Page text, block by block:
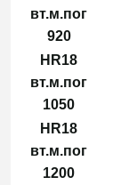
вт.м.пог
920
HR18
вт.м.пог
1050
HR18
вт.м.пог
1200